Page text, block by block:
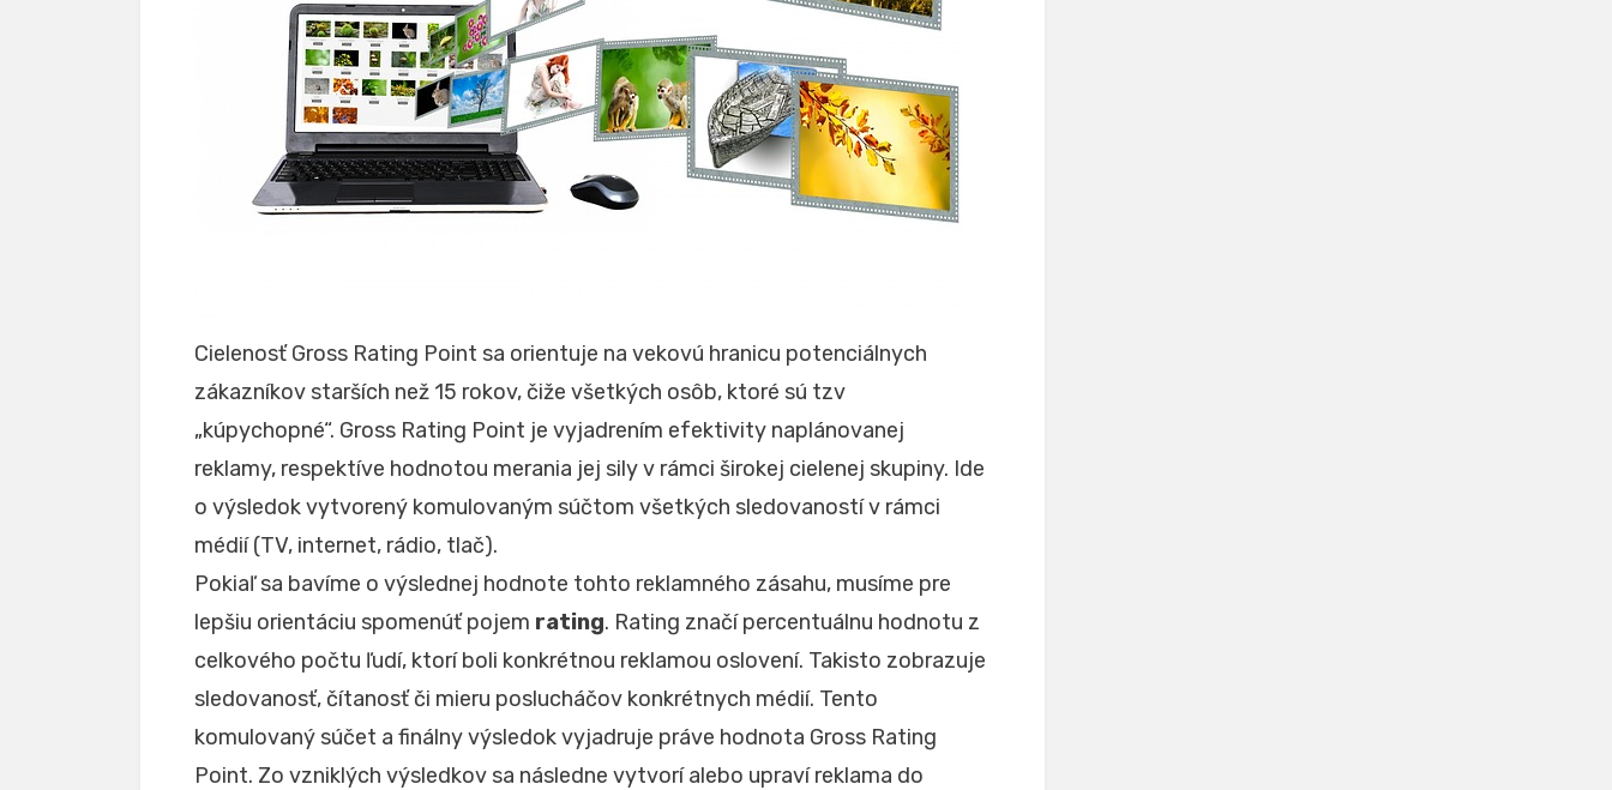
Cielenosť Gross Rating Point sa orientuje na vekovú hranicu potenciálnych
zákazníkov starších než 15 rokov, čiže všetkých osôb, ktoré sú tzv
„kúpychopné“. Gross Rating Point je vyjadrením efektivity naplánovanej
reklamy, respektíve hodnotou merania jej sily v rámci širokej cielenej skupiny. Ide
o výsledok vytvorený komulovaným súčtom všetkých sledovaností v rámci
médií (TV, internet, rádio, tlač).
Pokiaľ sa bavíme o výslednej hodnote tohto reklamného zásahu, musíme pre
lepšiu orientáciu spomenúť pojem rating. Rating značí percentuálnu hodnotu z
celkového počtu ľudí, ktorí boli konkrétnou reklamou oslovení. Takisto zobrazuje
sledovanosť, čítanosť či mieru poslucháčov konkrétnych médií. Tento
komulovaný súčet a finálny výsledok vyjadruje práve hodnota Gross Rating
Point. Zo vzniklých výsledkov sa následne vytvorí alebo upraví reklama do